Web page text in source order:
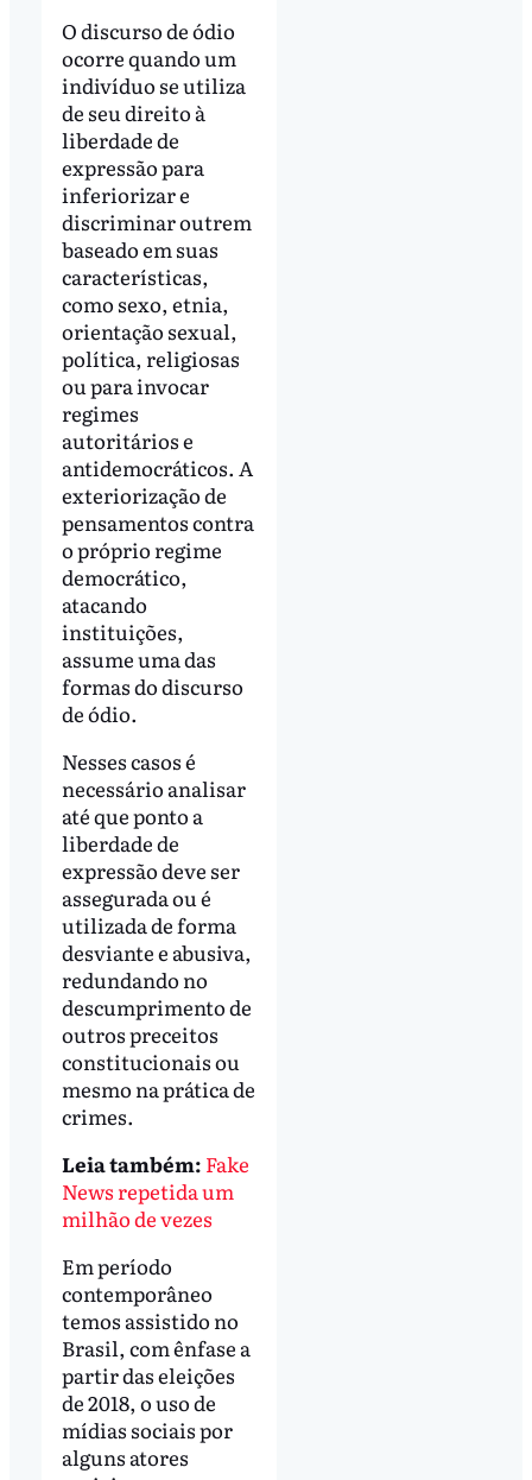
O discurso de ódio
ocorre quando um
indivíduo se utiliza
de seu direito à
liberdade de
expressão para
inferiorizar e
discriminar outrem
baseado em suas
características,
como sexo, etnia,
orientação sexual,
política, religiosas
ou para invocar
regimes
autoritários e
antidemocráticos. A
exteriorização de
pensamentos contra
o próprio regime
democrático,
atacando
instituições,
assume uma das
formas do discurso
de ódio.
Nesses casos é
necessário analisar
até que ponto a
liberdade de
expressão deve ser
assegurada ou é
utilizada de forma
desviante e abusiva,
redundando no
descumprimento de
outros preceitos
constitucionais ou
mesmo na prática de
crimes.
Leia também: Fake
News repetida um
milhão de vezes
Em período
contemporâneo
temos assistido no
Brasil, com ênfase a
partir das eleições
de 2018, o uso de
mídias sociais por
alguns atores